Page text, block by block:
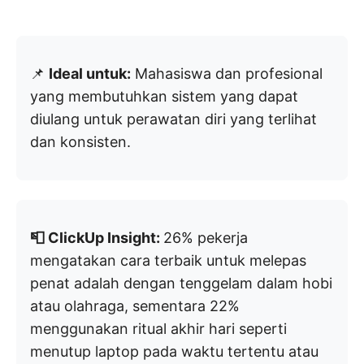
📌 Ideal untuk: Mahasiswa dan profesional
yang membutuhkan sistem yang dapat
diulang untuk perawatan diri yang terlihat
dan konsisten.
📮 ClickUp Insight: 26% pekerja
mengatakan cara terbaik untuk melepas
penat adalah dengan tenggelam dalam hobi
atau olahraga, sementara 22%
menggunakan ritual akhir hari seperti
menutup laptop pada waktu tertentu atau